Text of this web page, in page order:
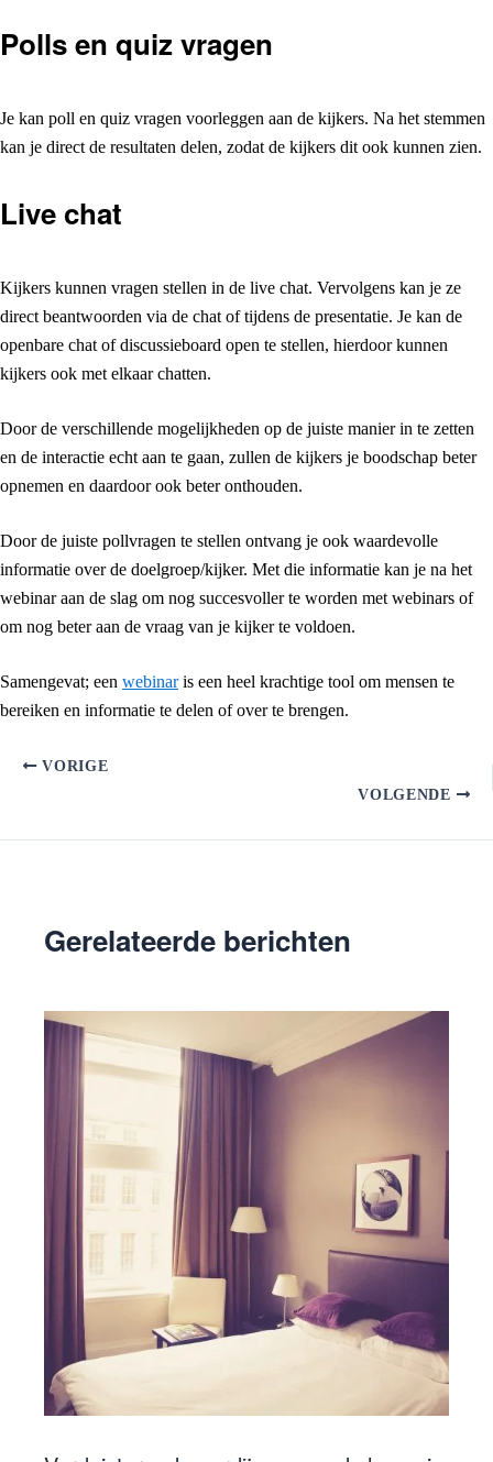
Polls en quiz vragen
Je kan poll en quiz vragen voorleggen aan de kijkers. Na het stemmen
kan je direct de resultaten delen, zodat de kijkers dit ook kunnen zien.
Live chat
Kijkers kunnen vragen stellen in de live chat. Vervolgens kan je ze
direct beantwoorden via de chat of tijdens de presentatie. Je kan de
openbare chat of discussieboard open te stellen, hierdoor kunnen
kijkers ook met elkaar chatten.
Door de verschillende mogelijkheden op de juiste manier in te zetten
en de interactie echt aan te gaan, zullen de kijkers je boodschap beter
opnemen en daardoor ook beter onthouden.
Door de juiste pollvragen te stellen ontvang je ook waardevolle
informatie over de doelgroep/kijker. Met die informatie kan je na het
webinar aan de slag om nog succesvoller te worden met webinars of
om nog beter aan de vraag van je kijker te voldoen.
Samengevat; een webinaris een heel krachtige tool om mensen te
bereiken en informatie te delen of over te brengen.
VORIGE
VOLGENDE
Gerelateerde berichten